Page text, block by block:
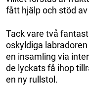
fått hjälp och stöd
Tack vare två
oskyldiga
en insamling via
de lyckats få ihop
en ny rullstol.